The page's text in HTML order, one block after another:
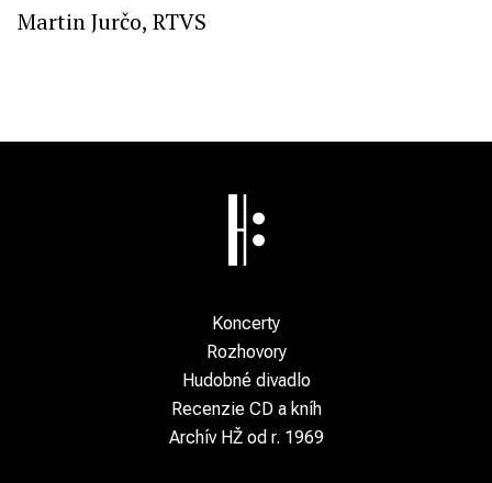
Martin Jurčo, RTVS
Koncerty
Rozhovory
Hudobné divadlo
Recenzie CD a kníh
Archív HŽ od r. 1969